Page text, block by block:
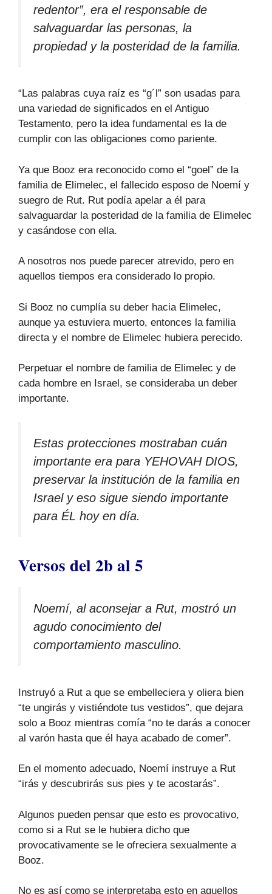
redentor”, era el responsable de
salvaguardar las personas, la
propiedad y la posteridad de la familia.
“Las palabras cuya raíz es “g´l” son usadas para
una variedad de significados en el Antiguo
Testamento, pero la idea fundamental es la de
cumplir con las obligaciones como pariente.
Ya que Booz era reconocido como el “goel” de la
familia de Elimelec, el fallecido esposo de Noemí y
suegro de Rut. Rut podía apelar a él para
salvaguardar la posteridad de la familia de Elimelec
y casándose con ella.
A nosotros nos puede parecer atrevido, pero en
aquellos tiempos era considerado lo propio.
Si Booz no cumplía su deber hacia Elimelec,
aunque ya estuviera muerto, entonces la familia
directa y el nombre de Elimelec hubiera perecido.
Perpetuar el nombre de familia de Elimelec y de
cada hombre en Israel, se consideraba un deber
importante.
Estas protecciones mostraban cuán
importante era para YEHOVAH DIOS,
preservar la institución de la familia en
Israel y eso sigue siendo importante
para ÉL hoy en día.
Versos del 2b al 5
Noemí, al aconsejar a Rut, mostró un
agudo conocimiento del
comportamiento masculino.
Instruyó a Rut a que se embelleciera y oliera bien
“te ungirás y vistiéndote tus vestidos”, que dejara
solo a Booz mientras comía “no te darás a conocer
al varón hasta que él haya acabado de comer”.
En el momento adecuado, Noemí instruye a Rut
“irás y descubrirás sus pies y te acostarás”.
Algunos pueden pensar que esto es provocativo,
como si a Rut se le hubiera dicho que
provocativamente se le ofreciera sexualmente a
Booz.
No es así como se interpretaba esto en aquellos